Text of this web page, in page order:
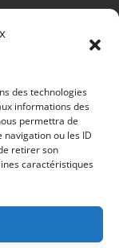
des technologies
informations des
permettra de
ou les ID
retirer son
caractéristiques